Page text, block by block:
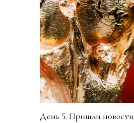
День 5. Пришли новости